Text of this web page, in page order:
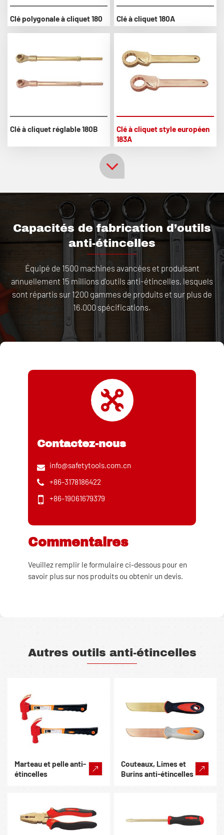
Clé polygonale à cliquet 180 Clé à cliquet 180A
Clé à cliquet réglable 180B
Clé à cliquet style européen
183A
Capacités de fabrication d’outils
anti-étincelles
Équipé de 1500 machines avancées et produisant
annuellement 15 millions d'outils anti-étincelles, lesquels
sont répartis sur 1200 gammes de produits et sur plus de
16.000 spécifications.
Contactez-nous
info@safetytools.com.cn
+86-3178186422
+86-19061679379
Commentaires
Veuillez remplir le formulaire ci-dessous pour en
savoir plus sur nos produits ou obtenir un devis.
Autres outils anti-étincelles
Marteau et pelle anti-
étincelles
Couteaux, Limes et
Burins anti-étincelles